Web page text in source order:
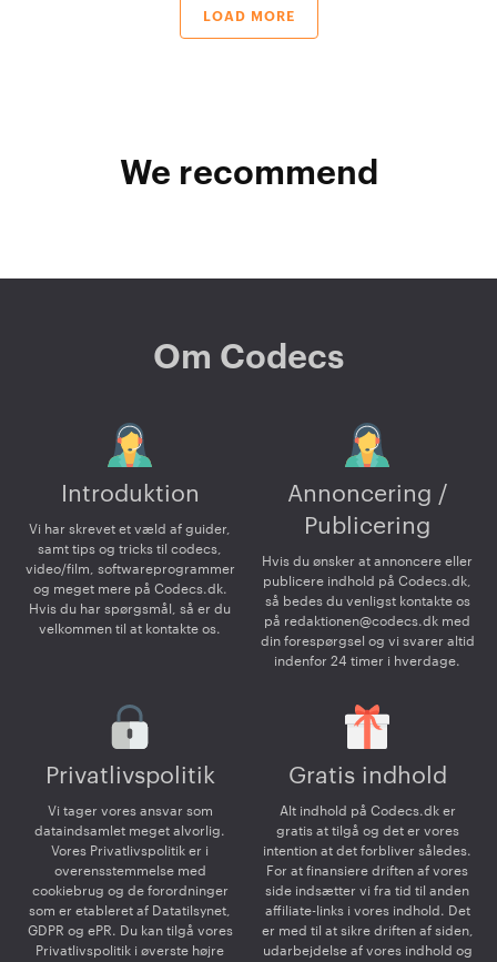
LOAD MORE
We recommend
Om Codecs
Introduktion
Vi har skrevet et væld af guider,
samt tips og tricks til codecs,
video/film, softwareprogrammer
og meget mere på Codecs.dk.
Hvis du har spørgsmål, så er du
velkommen til at kontakte os.
Annoncering /
Publicering
Hvis du ønsker at annoncere eller
publicere indhold på Codecs.dk,
så bedes du venligst kontakte os
på redaktionen@codecs.dk med
din forespørgsel og vi svarer altid
indenfor 24 timer i hverdage.
Privatlivspolitik
Vi tager vores ansvar som
dataindsamlet meget alvorlig.
Vores Privatlivspolitik er i
overensstemmelse med
cookiebrug og de forordninger
som er etableret af Datatilsynet,
GDPR og ePR. Du kan tilgå vores
Privatlivspolitik i øverste højre
Gratis indhold
Alt indhold på Codecs.dk er
gratis at tilgå og det er vores
intention at det forbliver således.
For at finansiere driften af vores
side indsætter vi fra tid til anden
affiliate-links i vores indhold. Det
er med til at sikre driften af siden,
udarbejdelse af vores indhold og